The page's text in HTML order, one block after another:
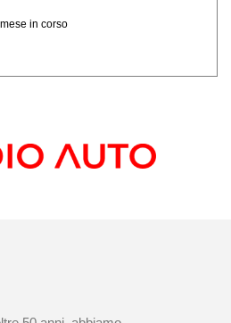
amministrativi, fiscali, contabili,
contratti stipulati, nonché
le finalità sopra espresse non
il vostro consenso, in quanto il
l’interessato o per
della conclusione dei
richieste
e per “adempiere ad un
in corso